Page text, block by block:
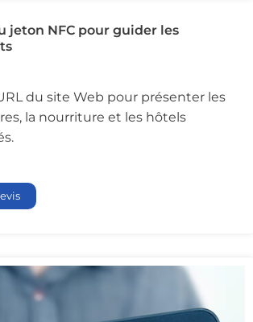
jeton NFC pour guider les
du site Web pour présenter les
la nourriture et les hôtels